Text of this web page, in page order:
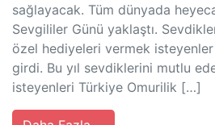
sağlayacak. Tüm dünyada
Sevgililer Günü yaklaştı.
özel hediyeleri vermek isteyenler
girdi. Bu yıl sevdiklerini mutlu
isteyenleri Türkiye Omurilik […]